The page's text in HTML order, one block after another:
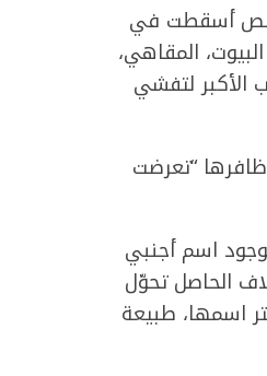
قصص أسقطت في
المقاهي،
الأكبر لتفشي
أظافرها “تعرضت
اسم أجنبي
الحاصل تحوّل
اسمها، طبيعة